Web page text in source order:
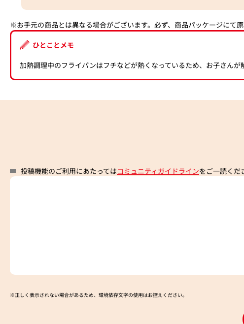
※お手元の商品とは異なる場合がございます。必ず、商品パッケージにて
ひとことメモ
加熱調理中のフライパンはフチなどが熱くなっているため、お子さんが
投稿機能のご利用にあたってはコミュニティガイドラインをご一読くだ
※正しく表示されない場合があるため、環境依存文字の使用はお控えください。​